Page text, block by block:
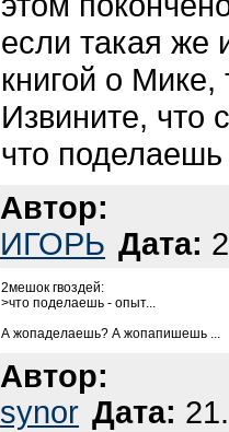
если такая же
книгой о
Извините, что
что
Автор:
ИГОРЬ Дата:
2мешок гвоздей:
>что поделаешь - опыт...
А жопаделаешь? А жопапишешь ...
Автор:
synor Дата: